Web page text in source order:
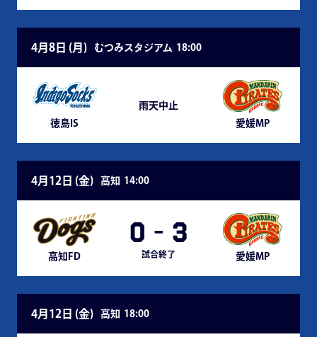
4月8日 (月 ) むつみスタジアム 18:00
徳島IS
雨天中止
愛媛MP
4月12日 (金) 高知 14:00
高知FD
0 - 3
試合終了 愛媛MP
4月12日 (金) 高知 18:00